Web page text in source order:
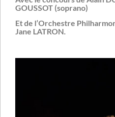
GOUSSOT (soprano)
Et de l’Orchestre
Jane LATRON.